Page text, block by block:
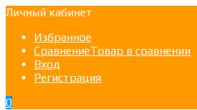
Личный кабинет
Избранное
СравнениеТовар в сравнении
Вход
Регистрация
0